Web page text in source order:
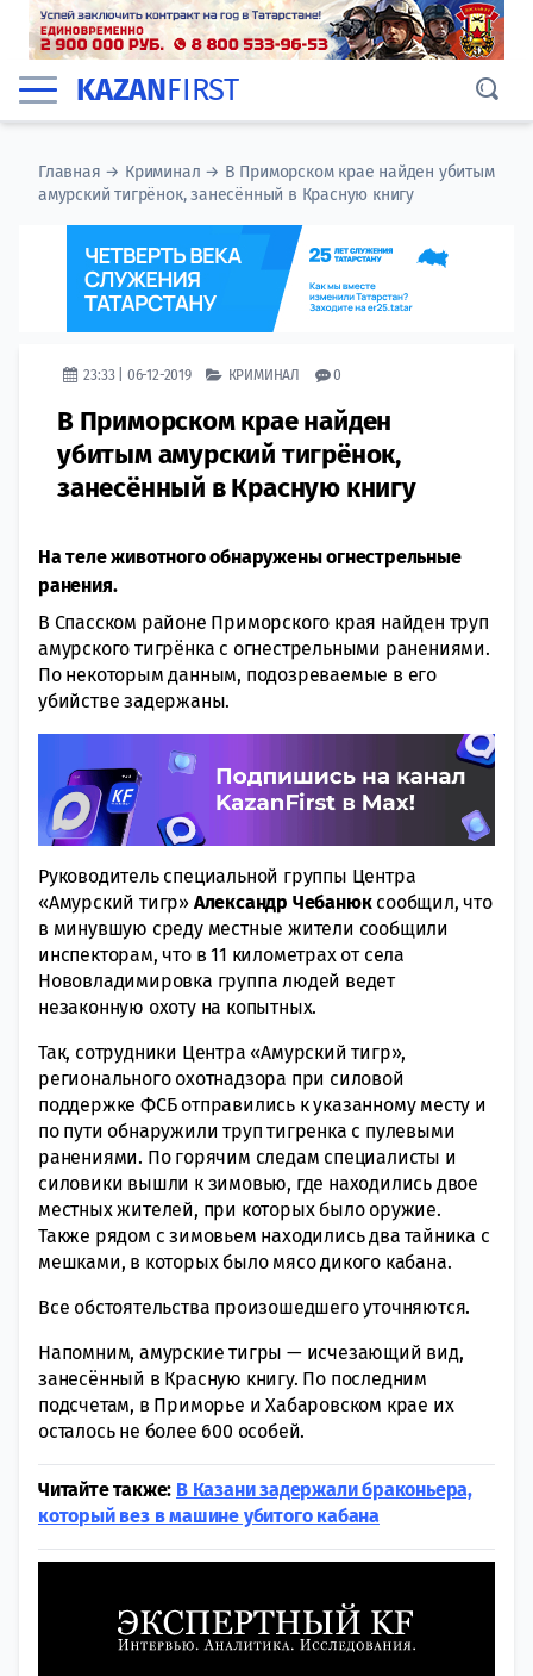
KAZANFIRST
Главная → Криминал → В Приморском крае найден убитым
амурский тигрёнок, занесённый в Красную книгу
23:33 | 06-12-2019 КРИМИНАЛ 0
В Приморском крае найден
убитым амурский тигрёнок,
занесённый в Красную книгу
На теле животного обнаружены огнестрельные
ранения.
В Спасском районе Приморского края найден труп
амурского тигрёнка с огнестрельными ранениями.
По некоторым данным, подозреваемые в его
убийстве задержаны.
Руководитель специальной группы Центра
«Амурский тигр» Александр Чебанюксообщил, что
в минувшую среду местные жители сообщили
инспекторам, что в 11 километрах от села
Нововладимировка группа людей ведет
незаконную охоту на копытных.
Так, сотрудники Центра «Амурский тигр»,
регионального охотнадзора при силовой
поддержке ФСБ отправились к указанному месту и
по пути обнаружили труп тигренка с пулевыми
ранениями. По горячим следам специалисты и
силовики вышли к зимовью, где находились двое
местных жителей, при которых было оружие.
Также рядом с зимовьем находились два тайника с
мешками, в которых было мясо дикого кабана.
Все обстоятельства произошедшего уточняются.
Напомним, амурские тигры — исчезающий вид,
занесённый в Красную книгу. По последним
подсчетам, в Приморье и Хабаровском крае их
осталось не более 600 особей.
Читайте также: В Казани задержали браконьера,
который вез в машине убитого кабана